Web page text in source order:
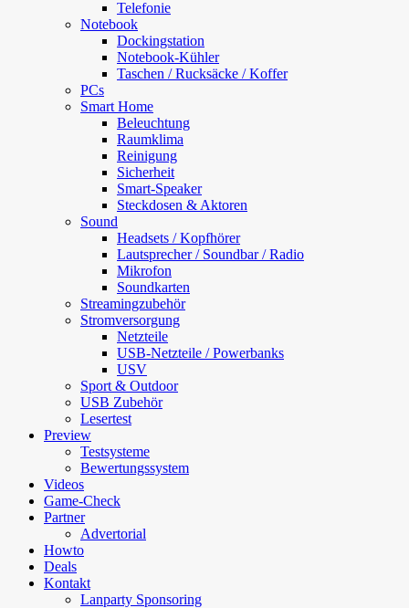
Telefonie
Notebook
Dockingstation
Notebook-Kühler
Taschen / Rucksäcke / Koffer
PCs
Smart Home
Beleuchtung
Raumklima
Reinigung
Sicherheit
Smart-Speaker
Steckdosen & Aktoren
Sound
Headsets / Kopfhörer
Lautsprecher / Soundbar / Radio
Mikrofon
Soundkarten
Streamingzubehör
Stromversorgung
Netzteile
USB-Netzteile / Powerbanks
USV
Sport & Outdoor
USB Zubehör
Lesertest
Preview
Testsysteme
Bewertungssystem
Videos
Game-Check
Partner
Advertorial
Howto
Deals
Kontakt
Lanparty Sponsoring